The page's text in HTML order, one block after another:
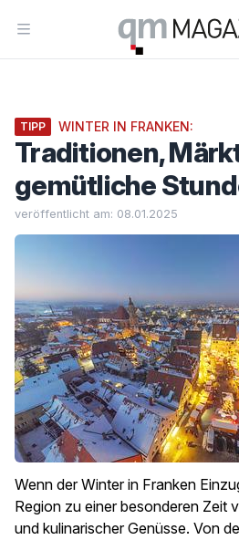
Open menu
Workflow
TIPP WINTER IN FRANKEN:
Traditionen,
gemütliche
veröffentlicht am: 08.01.2025
Wenn der Winter in Franken
Region zu einer besonderen Zeit
und kulinarischer Genüsse. Von